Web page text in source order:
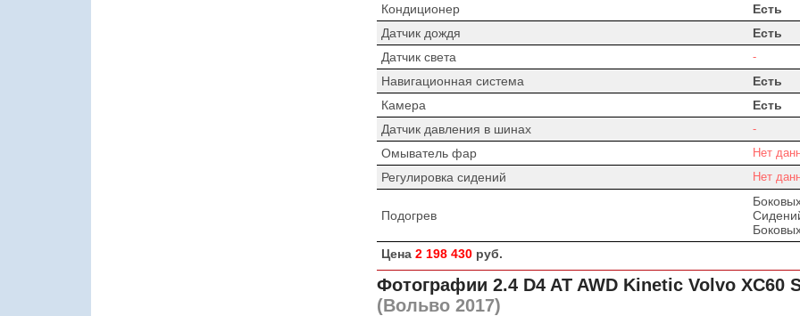
Кондиционер
Есть
Датчик дождя
Есть
Датчик света
-
Навигационная система
Есть
Камера
Есть
Датчик давления в шинах
-
Омыватель фар Нет
Регулировка сидений Нет
Подогрев
Цена 2 198 430руб.
Фотографии 2.4 D4 AT AWD Kinetic Volvo XC60
(Вольво 2017)